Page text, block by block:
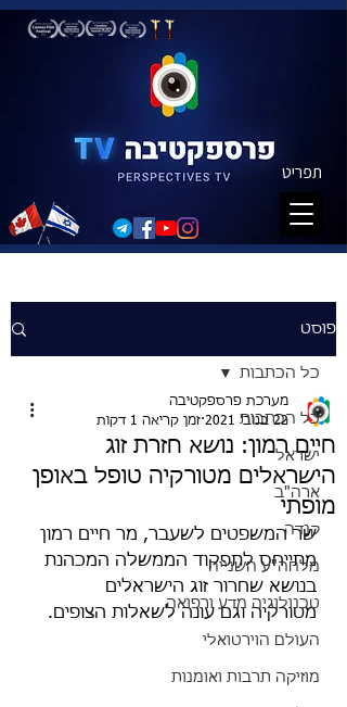
תפריט
פוסט
כל הכתבות
ישראל
ארה"ב
קנדה
מלחה"ע השנייה
טכנולוגיה מדע ורפואה
העולם הוירטואלי
מוזיקה תרבות ואומנות
כל הכתבות
חיים רמון: נושא חזרת זוג
הישראלים מטורקיה טופל באופן
מופתי
מערכת פרספקטיבה
22 בנוב׳ 2021
זמן קריאה 1 דקות
שר המשפטים לשעבר, מר חיים רמון
מתייחס לתפקוד הממשלה המכהנת
בנושא שחרור זוג הישראלים
מטורקיה וגם עונה לשאלות הצופים.